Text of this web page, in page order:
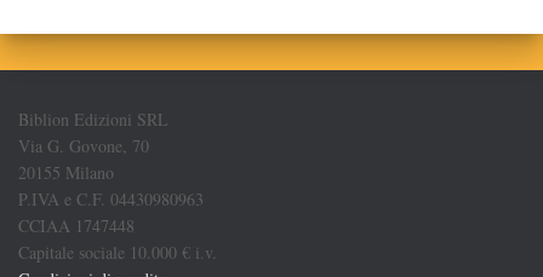
Biblion Edizioni SRL
Via G. Govone, 70
20155 Milano
P.IVA e C.F. 04430980963
CCIAA 1747448
Capitale sociale 10.000 € i.v.